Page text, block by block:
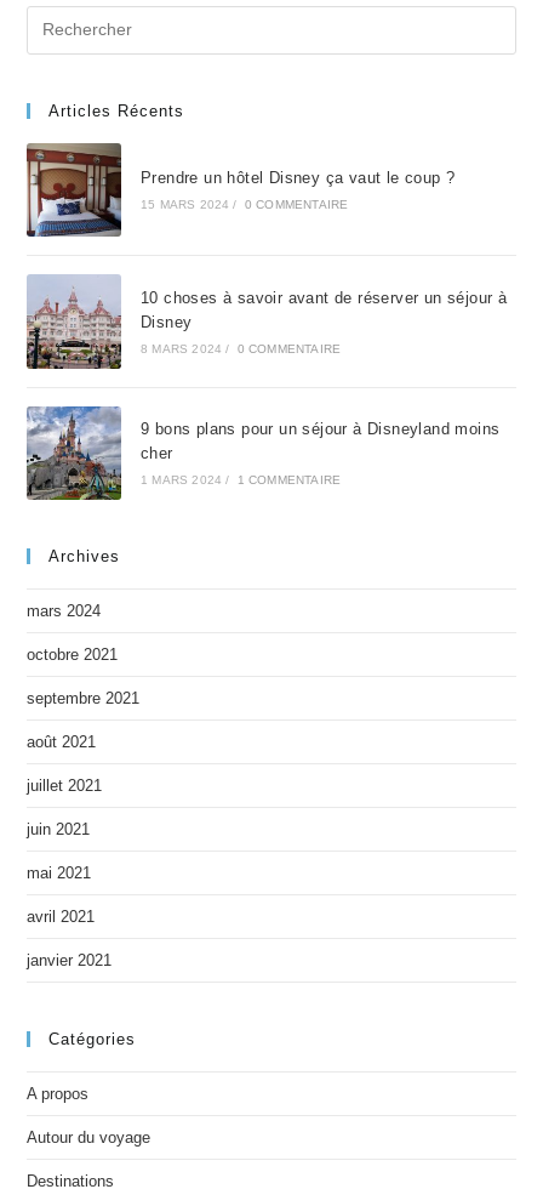
Search
for:
Articles Récents
Prendre un hôtel Disney ça vaut le coup ?
15 MARS 2024 / 0 COMMENTAIRE
10 choses à savoir avant de réserver un séjour à
Disney
8 MARS 2024 / 0 COMMENTAIRE
9 bons plans pour un séjour à Disneyland moins
cher
1 MARS 2024 / 1 COMMENTAIRE
Archives
mars 2024
octobre 2021
septembre 2021
août 2021
juillet 2021
juin 2021
mai 2021
avril 2021
janvier 2021
Catégories
A propos
Autour du voyage
Destinations